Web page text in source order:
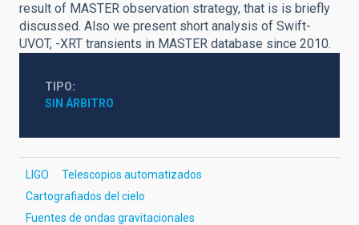
result of MASTER observation strategy, that is is briefly
discussed. Also we present short analysis of Swift-
UVOT, -XRT transients in MASTER database since 2010.
TIPO
SIN ÁRBITRO
LIGO
Telescopios automatizados
Cartografiados del cielo
Fuentes de ondas gravitacionales